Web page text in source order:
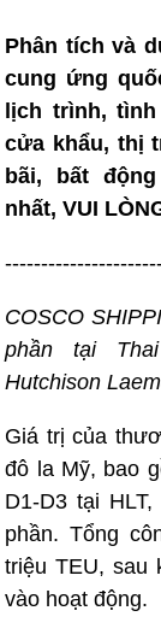
Phân tích và
cung ứng
lịch trình,
cửa khẩu, thị
bãi, bất
nhất, VUI
COSCO
phần tại Thai
Hutchison
Giá trị của
đô la Mỹ, bao
D1-D3 tại
phần. Tổng
triệu TEU, sau
vào hoạt động.